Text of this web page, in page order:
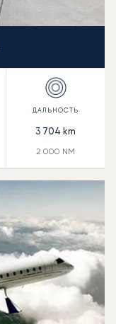
3 704 km
2 000 NM